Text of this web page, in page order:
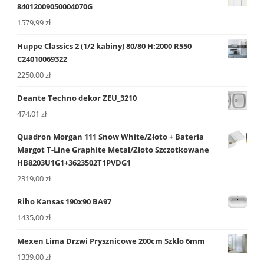
84012009050004070G
1579,99zł
Huppe Classics 2 (1/2 kabiny) 80/80 H:2000 R550
C24010069322
2250,00zł
Deante Techno dekor ZEU_3210
474,01 zł
Quadron Morgan 111 Snow White/Złoto + Bateria
Margot T-Line Graphite Metal/Złoto Szczotkowane
HB8203U1G1+3623502T1PVDG1
2319,00zł
Riho Kansas 190x90 BA97
1435,00zł
Mexen Lima Drzwi Prysznicowe 200cm Szkło 6mm
1339,00zł